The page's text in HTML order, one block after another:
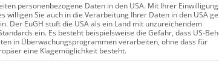
Kompatibel mit DJI Smart, RC Pro, RC und RC2
Universelles Schultergurt-System für DJI-Controller
personenbezogene Daten in den USA. Mit Ihrer
willigen Sie auch in die Verarbeitung Ihrer Daten in den USA
Der EuGH stuft die USA als ein Land mit unzureichendem
ein. Es besteht beispielsweise die Gefahr, dass US-
in Überwachungsprogrammen verarbeiten, ohne dass für
eine Klagemöglichkeit besteht.